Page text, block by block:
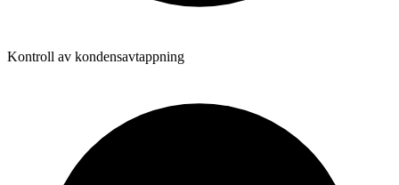
Kontroll av kondensavtappning